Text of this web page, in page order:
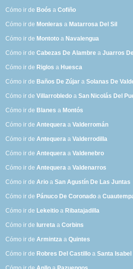
Cómo ir de Boós aCofiño
Cómo ir de Monleras a Matarrosa Del Sil
Cómo ir de Montoto a Navalengua
Cómo ir deCabezas De Alambre aJuarros
Cómo ir de Riglos a Huesca
Cómo ir de Baños De Zújar aSolanas De
Cómo ir deVillarrobledo aSan Nicolás Del
Cómo ir de Blanes a Montós
Cómo ir deAntequera aValderromán
Cómo ir deAntequera aValderrodilla
Cómo ir deAntequera aValdenebro
Cómo ir deAntequera aValdenarros
Cómo ir deArio aSan Agustín De Las Juntas
Cómo ir de Pánuco De Coronado a
Cómo ir de Lekeitio a Ribatajadilla
Cómo ir de Iurreta aCorbins
Cómo ir deArmintza aQuintes
Cómo ir de Robres Del Castillo aSanta Isabel